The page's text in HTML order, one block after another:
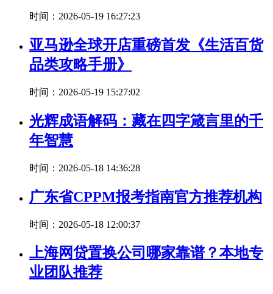
时间：2026-05-19 16:27:23
亚马逊全球开店重磅首发《生活百货
品类攻略手册》
时间：2026-05-19 15:27:02
光辉成语解码：藏在四字箴言里的千
年智慧
时间：2026-05-18 14:36:28
广东省CPPM报考指南官方推荐机构
时间：2026-05-18 12:00:37
上海网贷置换公司哪家靠谱？本地专
业团队推荐